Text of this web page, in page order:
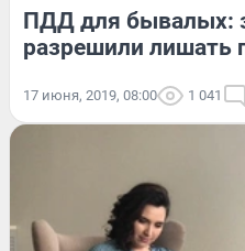
ПДД для бывалых:
разрешили лишать
17 июня, 2019, 08:00 1 041